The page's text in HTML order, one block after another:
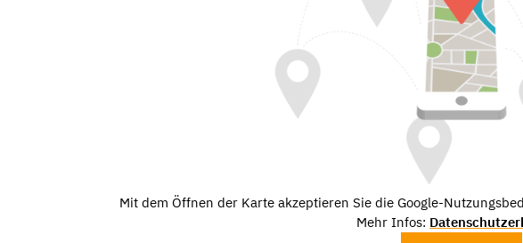
Mit dem Öffnen der Karte akzeptieren Sie die Google-
Mehr Infos: